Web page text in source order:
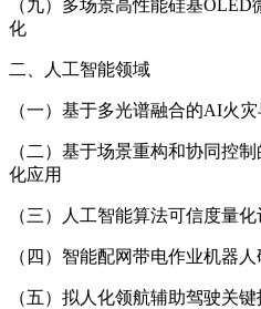
（九）多场景高性能硅基
化
二、人工智能领域
（一）基于多光谱融合的AI火
（二）基于场景重构和协同控
化应用
（三）人工智能算法可信度量
（四）智能配网带电作业机器
（五）拟人化领航辅助驾驶关